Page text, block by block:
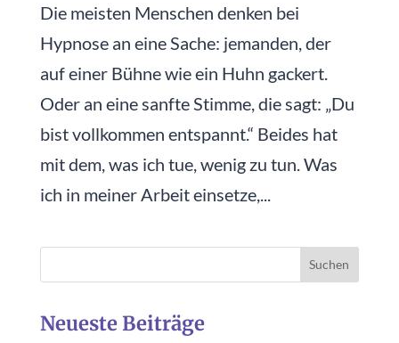
Die meisten Menschen denken bei
Hypnose an eine Sache: jemanden, der
auf einer Bühne wie ein Huhn gackert.
Oder an eine sanfte Stimme, die sagt: „Du
bist vollkommen entspannt.“ Beides hat
mit dem, was ich tue, wenig zu tun. Was
ich in meiner Arbeit einsetze,...
Neueste Beiträge